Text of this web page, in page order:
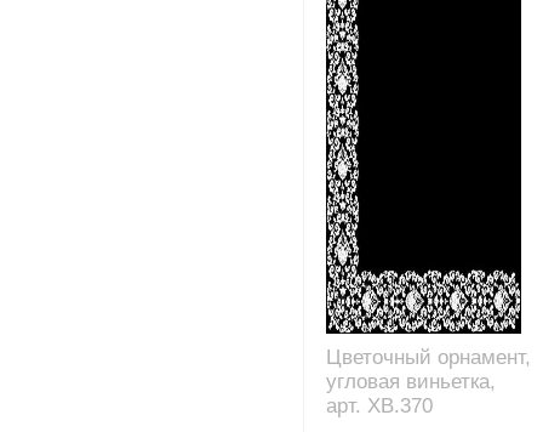
Цветочный орнамент,
угловая виньетка,
арт. XB.370